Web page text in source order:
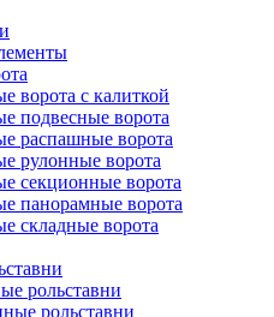
ворота с калиткой
подвесные ворота
распашные ворота
рулонные ворота
секционные ворота
панорамные ворота
складные ворота
рольставни
рольставни